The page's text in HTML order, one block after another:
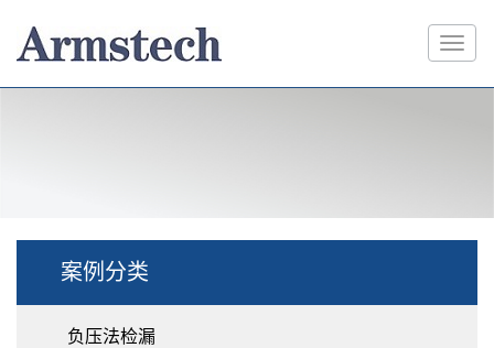
案例分类
负压法检漏